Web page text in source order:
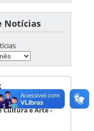
Notícias
Cultura e Arte -